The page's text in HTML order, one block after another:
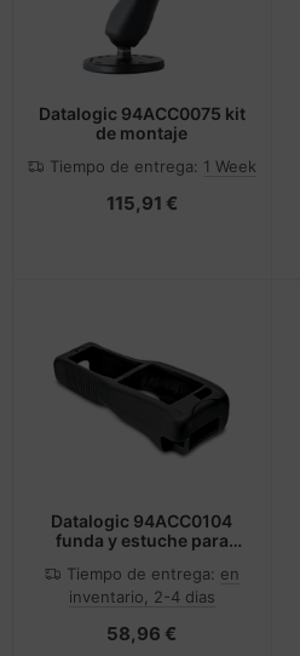
Datalogic 94ACC0075 kit
de montaje
Tiempo de entrega: 1 Week
115,91 €
Datalogic 94ACC0104
funda y estuche para
tipo PDA
Tiempo de entrega: en
inventario, 2-4 dias
58,96 €